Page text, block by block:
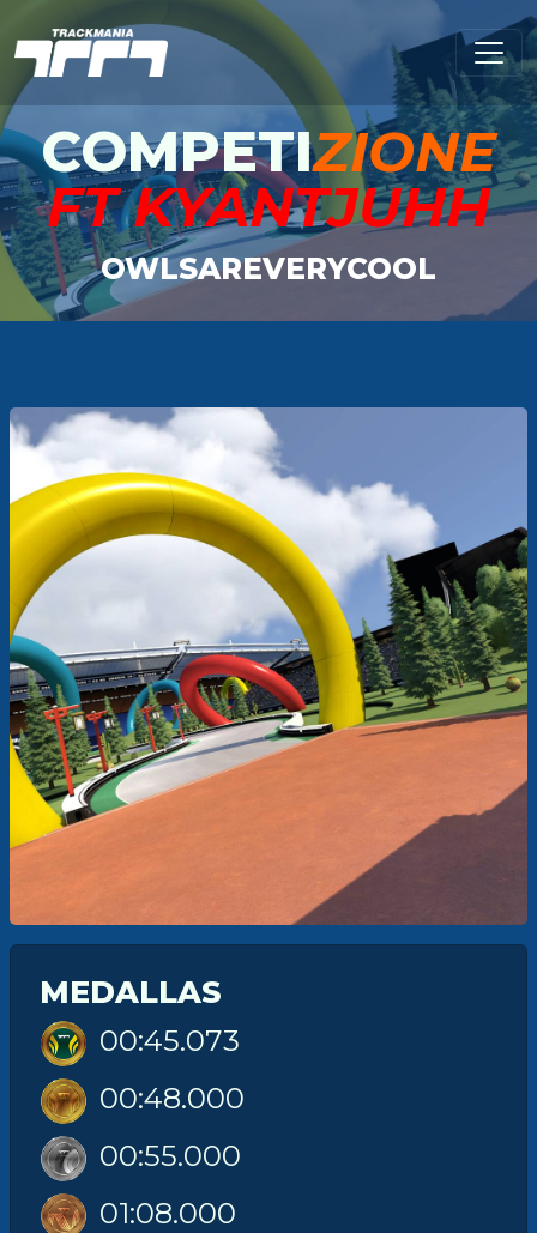
COMPETIZIONE
FT KYANTJUHH
OWLSAREVERYCOOL
MEDALLAS
00:45.073
00:48.000
00:55.000
01:08.000